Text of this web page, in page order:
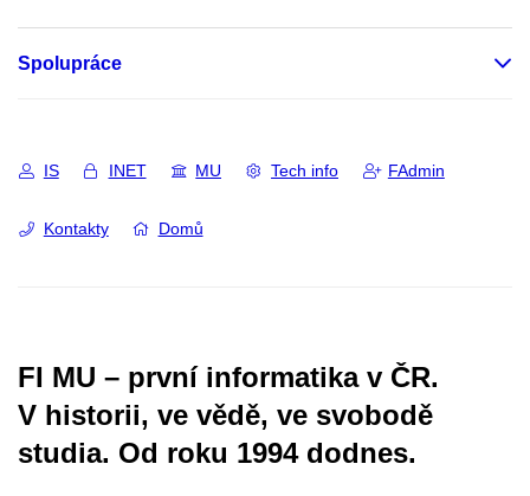
Spolupráce
IS INET MU Tech info FAdmin
Kontakty Domů
FI MU – první informatika v ČR.
V historii, ve vědě, ve svobodě
studia. Od roku 1994 dodnes.